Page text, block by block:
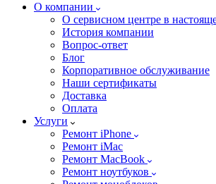
О компании
О сервисном центре в
История компании
Вопрос-ответ
Блог
Корпоративное обслуживание
Наши сертификаты
Доставка
Оплата
Услуги
Ремонт iPhone
Ремонт iMac
Ремонт MacBook
Ремонт ноутбуков